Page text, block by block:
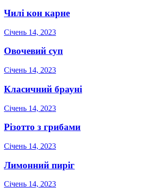
Чилі кон карне
Січень 14, 2023
Овочевий суп
Січень 14, 2023
Класичний брауні
Січень 14, 2023
Різотто з грибами
Січень 14, 2023
Лимонний пиріг
Січень 14, 2023